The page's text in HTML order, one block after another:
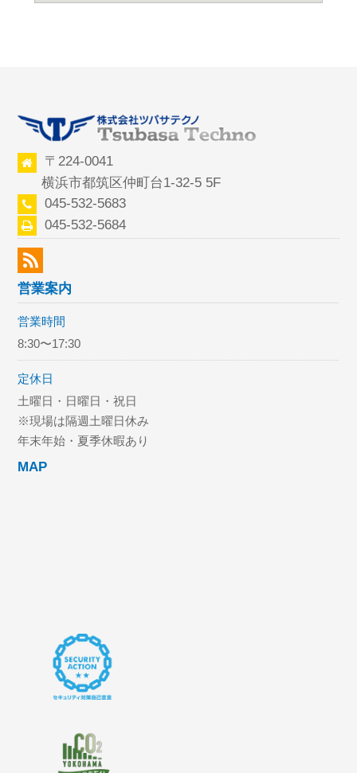
〒224-0041
横浜市都筑区仲町台1-32-5 5F
045-532-5683
045-532-5684
営業案内
営業時間
8:30〜17:30
定休日
土曜日・日曜日・祝日
※現場は隔週土曜日休み
年末年始・夏季休暇あり
MAP